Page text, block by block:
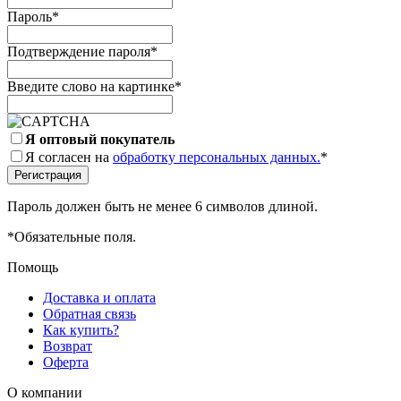
Пароль*
Подтверждение пароля*
Введите слово на картинке*
Я оптовый покупатель
Я согласен на обработку персональных данных.*
Пароль должен быть не менее 6 символов длиной.
*Обязательные поля.
Помощь
Доставка и оплата
Обратная связь
Как купить?
Возврат
Оферта
О компании